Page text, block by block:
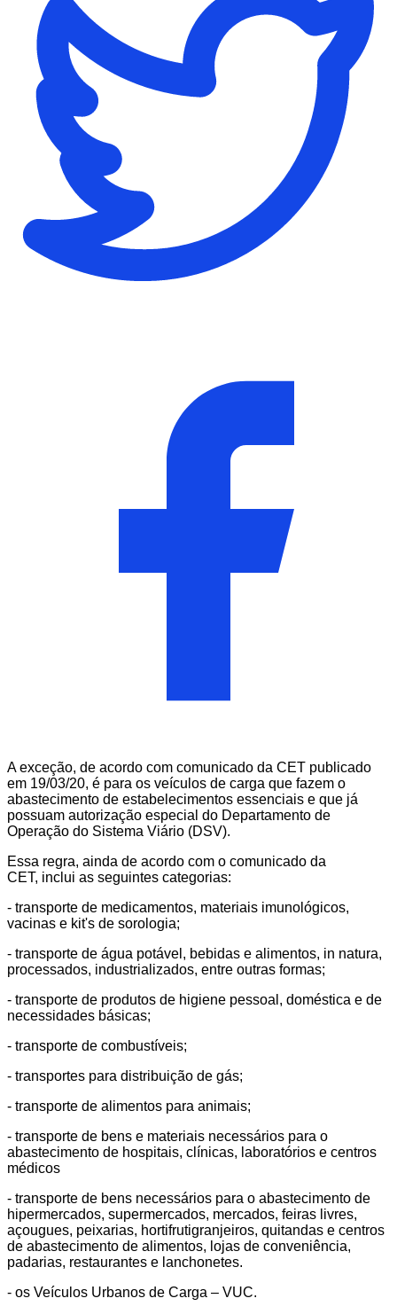
A exceção, de acordo com comunicado da CET publicado
em 19/03/20, é para os veículos de carga que fazem o
abastecimento de estabelecimentos essenciais e que já
possuam autorização especial do Departamento de
Operação do Sistema Viário (DSV).
Essa regra, ainda de acordo com o comunicado da
CET, inclui as seguintes categorias:
- transporte de medicamentos, materiais imunológicos,
vacinas e kit's de sorologia;
- transporte de água potável, bebidas e alimentos, in natura,
processados, industrializados, entre outras formas;
- transporte de produtos de higiene pessoal, doméstica e de
necessidades básicas;
- transporte de combustíveis;
- transportes para distribuição de gás;
- transporte de alimentos para animais;
- transporte de bens e materiais necessários para o
abastecimento de hospitais, clínicas, laboratórios e centros
médicos
- transporte de bens necessários para o abastecimento de
hipermercados, supermercados, mercados, feiras livres,
açougues, peixarias, hortifrutigranjeiros, quitandas e centros
de abastecimento de alimentos, lojas de conveniência,
padarias, restaurantes e lanchonetes.
- os Veículos Urbanos de Carga – VUC.